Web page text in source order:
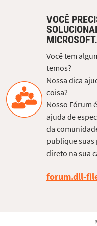
VOCÊ
Você tem
temos?
Nossa dica
coisa?
Nosso Fórum
ajuda de
da
publique suas
direto na sua
forum.dll-